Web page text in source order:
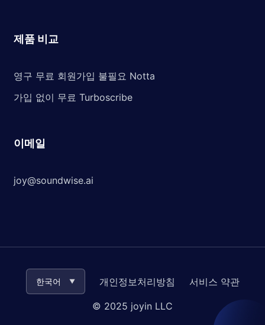
제품 비교
영구 무료 회원가입 불필요 Notta
가입 없이 무료 Turboscribe
이메일
joy@soundwise.ai
한국어 ▼ 개인정보처리방침 서비스 약관
© 2025 joyin LLC